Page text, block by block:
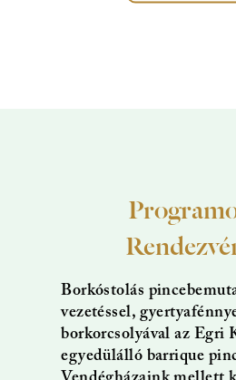
Borkóstolás
vezetéssel,
borkorcsolyával az Egri
egyedülálló barrique